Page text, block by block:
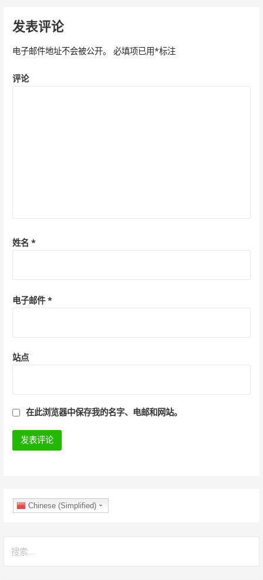
导
航
发表评论
电子邮件地址不会被公开。 必填项已用*标注
评论
姓名 *
电子邮件*
站点
在此浏览器中保存我的名字、电邮和网站。
Chinese (Simplified)
索